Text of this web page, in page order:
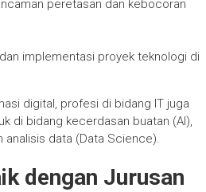
peretasan dan kebocoran
implementasi proyek teknologi di
digital, profesi di bidang IT juga
di bidang kecerdasan buatan (AI),
analisis data (Data Science).
dengan Jurusan